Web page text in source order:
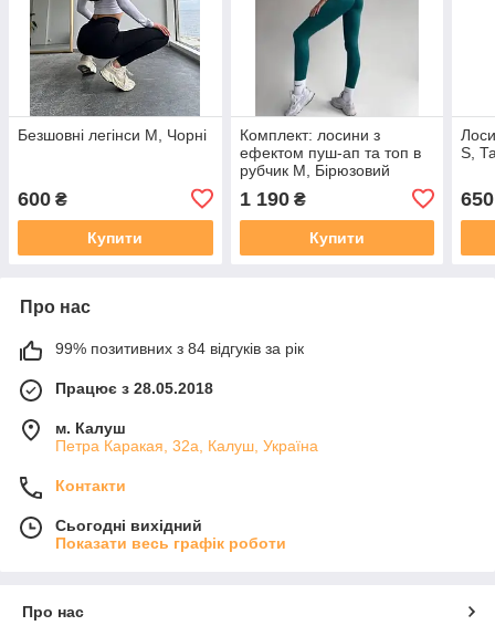
Безшовні легінси M, Чорні
600 ₴
Купити
Комплект: лосини з
ефектом пуш-ап та топ в
рубчик M, Бірюзовий
моделюючим швом ззаду
(Легінси)
1 190₴
Купити
S,
650
Про нас
99% позитивних з 84 відгуків за рік
Працює з 28.05.2018
м. Калуш
Петра Каракая, 32а, Калуш, Україна
Контакти
Сьогодні вихідний
Показати весь графік роботи
Про нас